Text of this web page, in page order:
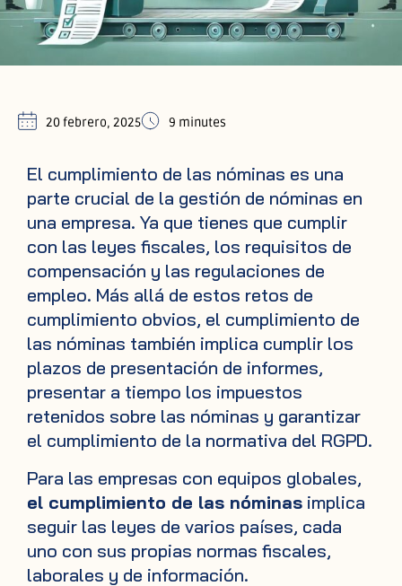
20 febrero, 2025 9 minutes
El cumplimiento de las nóminas es una
parte crucial de la gestión de nóminas en
una empresa. Ya que tienes que cumplir
con las leyes fiscales, los requisitos de
compensación y las regulaciones de
empleo. Más allá de estos retos de
cumplimiento obvios, el cumplimiento de
las nóminas también implica cumplir los
plazos de presentación de informes,
presentar a tiempo los impuestos
retenidos sobre las nóminas y garantizar
el cumplimiento de la normativa del RGPD.
Para las empresas con equipos globales,
el cumplimiento de las nóminas implica
seguir las leyes de varios países, cada
uno con sus propias normas fiscales,
laborales y de información.